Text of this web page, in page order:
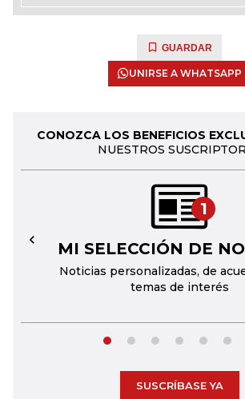
GUARDAR
UNIRSE A WHATSAPP
CONOZCA LOS BENEFICIOS
NUESTROS
1
MI SELECCIÓN DE
Noticias personalizadas, de
temas de interés
←
SUSCRÍBASE YA